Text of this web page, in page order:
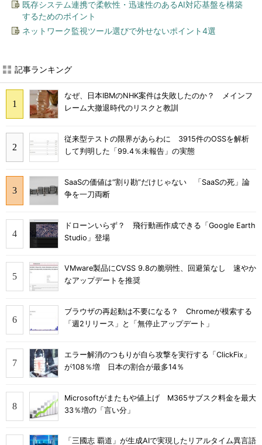
既存システム連携で柔軟性・迅速性のあるAI対応基盤を構築
するためのポイント
ネットワーク監視ツール選びで外せないポイント4選
記事ランキング
なぜ、日本IBMのNHK案件は失敗したのか？ メインフ
レーム大撤退時代のリスクと教訓
従来型テストの限界があらわに 3915件のOSSを解析
して判明した「99.4％未報告」の実態
SaaSの価値は“割り勘”だけじゃない 「SaaSの死」論
争を一刀両断
ドローンいらず？ 飛行動画作成できる「Google Earth
Studio」登場
VMware製品にCVSS 9.8の脆弱性、回避策なし 速やか
なアップデートを推奨
ブラウザの再起動は不要になる？ Chromeが模索する
「週2リリース」と「無停止アップデート」
エラー解消のつもりが自ら攻撃を実行する「ClickFix」
が108％増 日本の割合が最多14％
Microsoftがまたもや値上げ M365サブスク料金を最大
33％増の「言い分」
「三國志 覇道」が生成AIで実現したリアルタイム異言語